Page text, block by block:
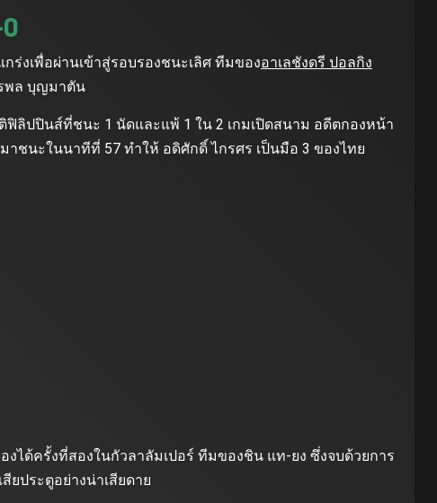
งเพื่อผ่านเข้าสู่รอบรองชนะเลิศ ทีมของอาเลชังดรี ปอลกิง
พล บุญมาตัน
ฟิลิปปินส์ที่ชนะ 1 นัดและแพ้ 1 ใน 2 เกมเปิดสนาม อดีตกองหน้า
ชนะในนาทีที่ 57 ทําให้ อดิศักดิ์ ไกรศร เป็นมือ 3 ของไทย
ได้ครั้งที่สองในกัวลาลัมเปอร์ ทีมของชิน แท-ยง ซึ่งจบด้วยการ
ยประตูอย่างน่าเสียดาย